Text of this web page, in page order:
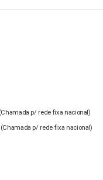
(Chamada p/ rede fixa nacional)
(Chamada p/ rede fixa nacional)